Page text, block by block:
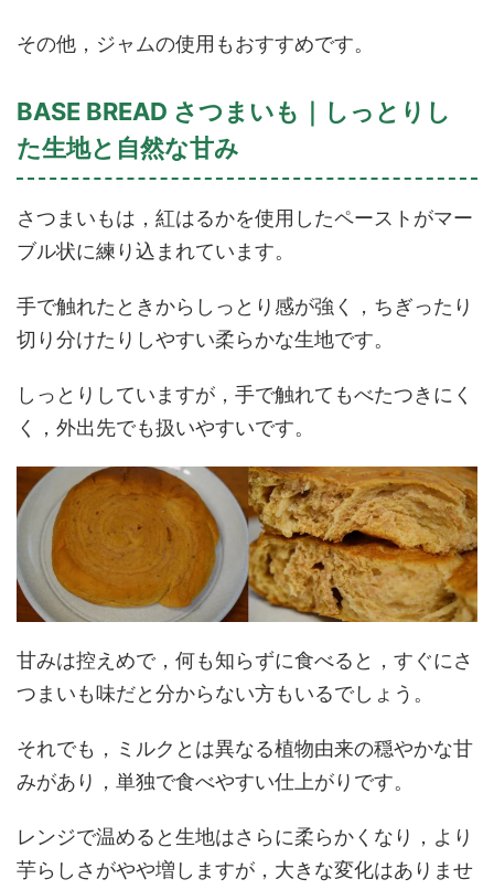
その他，ジャムの使用もおすすめです。
BASE BREAD さつまいも｜しっとりし
た生地と自然な甘み
さつまいもは，紅はるかを使用したペーストがマー
ブル状に練り込まれています。
手で触れたときからしっとり感が強く，ちぎったり
切り分けたりしやすい柔らかな生地です。
しっとりしていますが，手で触れてもべたつきにく
く，外出先でも扱いやすいです。
甘みは控えめで，何も知らずに食べると，すぐにさ
つまいも味だと分からない方もいるでしょう。
それでも，ミルクとは異なる植物由来の穏やかな甘
みがあり，単独で食べやすい仕上がりです。
レンジで温めると生地はさらに柔らかくなり，より
芋らしさがやや増しますが，大きな変化はありませ